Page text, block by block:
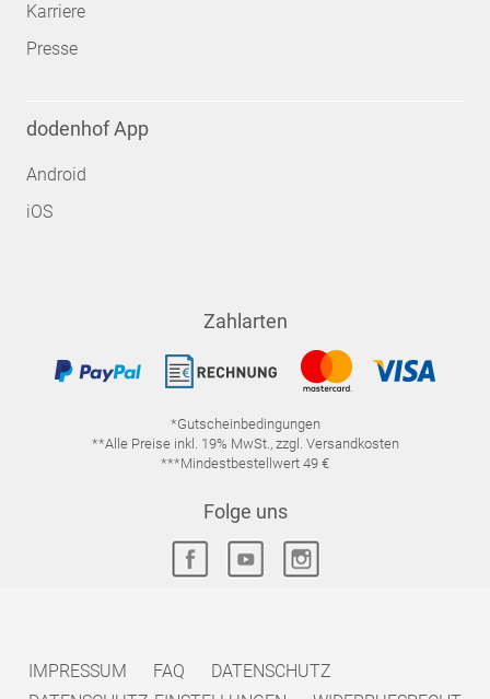
Karriere
Presse
dodenhof App
Android
iOS
Zahlarten
*Gutscheinbedingungen
**Alle Preise inkl. 19% MwSt., zzgl. Versandkosten
***Mindestbestellwert 49 €
Folge uns
IMPRESSUM FAQ
DATENSCHUTZ